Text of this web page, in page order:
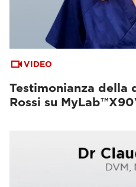
VIDEO
Testimonianza della
Rossi su